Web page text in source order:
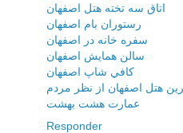
اتاق سه تخته هتل اصفهان
رستوران بام اصفهان
سفره خانه در اصفهان
سالن همايش اصفهان
کافي شاپ اصفهان
هتل اصفهان از نظر مردم
عمارت هشت بهشت
Responder